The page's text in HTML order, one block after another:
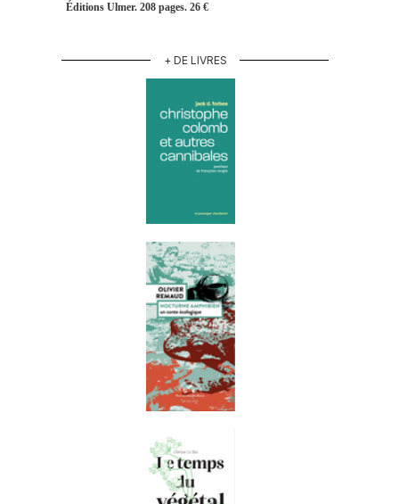
Éditions Ulmer. 208 pages. 26 €
+ DE LIVRES